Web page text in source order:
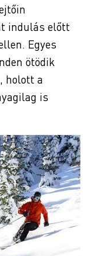
indulás előtt
Egyes
ötödik
holott a
is